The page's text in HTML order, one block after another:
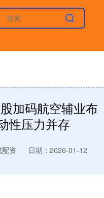
加码航空辅业布
性压力并存
资
日期：2026-01-12